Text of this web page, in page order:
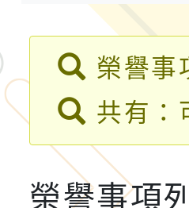
共運輸
桃「我的
案，詳如
115年第
2026年新
鐵人三項
桃園市
「2026年
榮譽事
共有：
榮譽事項